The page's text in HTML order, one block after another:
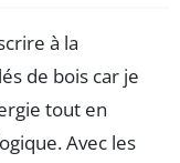
à la
de bois car je
tout en
Avec les